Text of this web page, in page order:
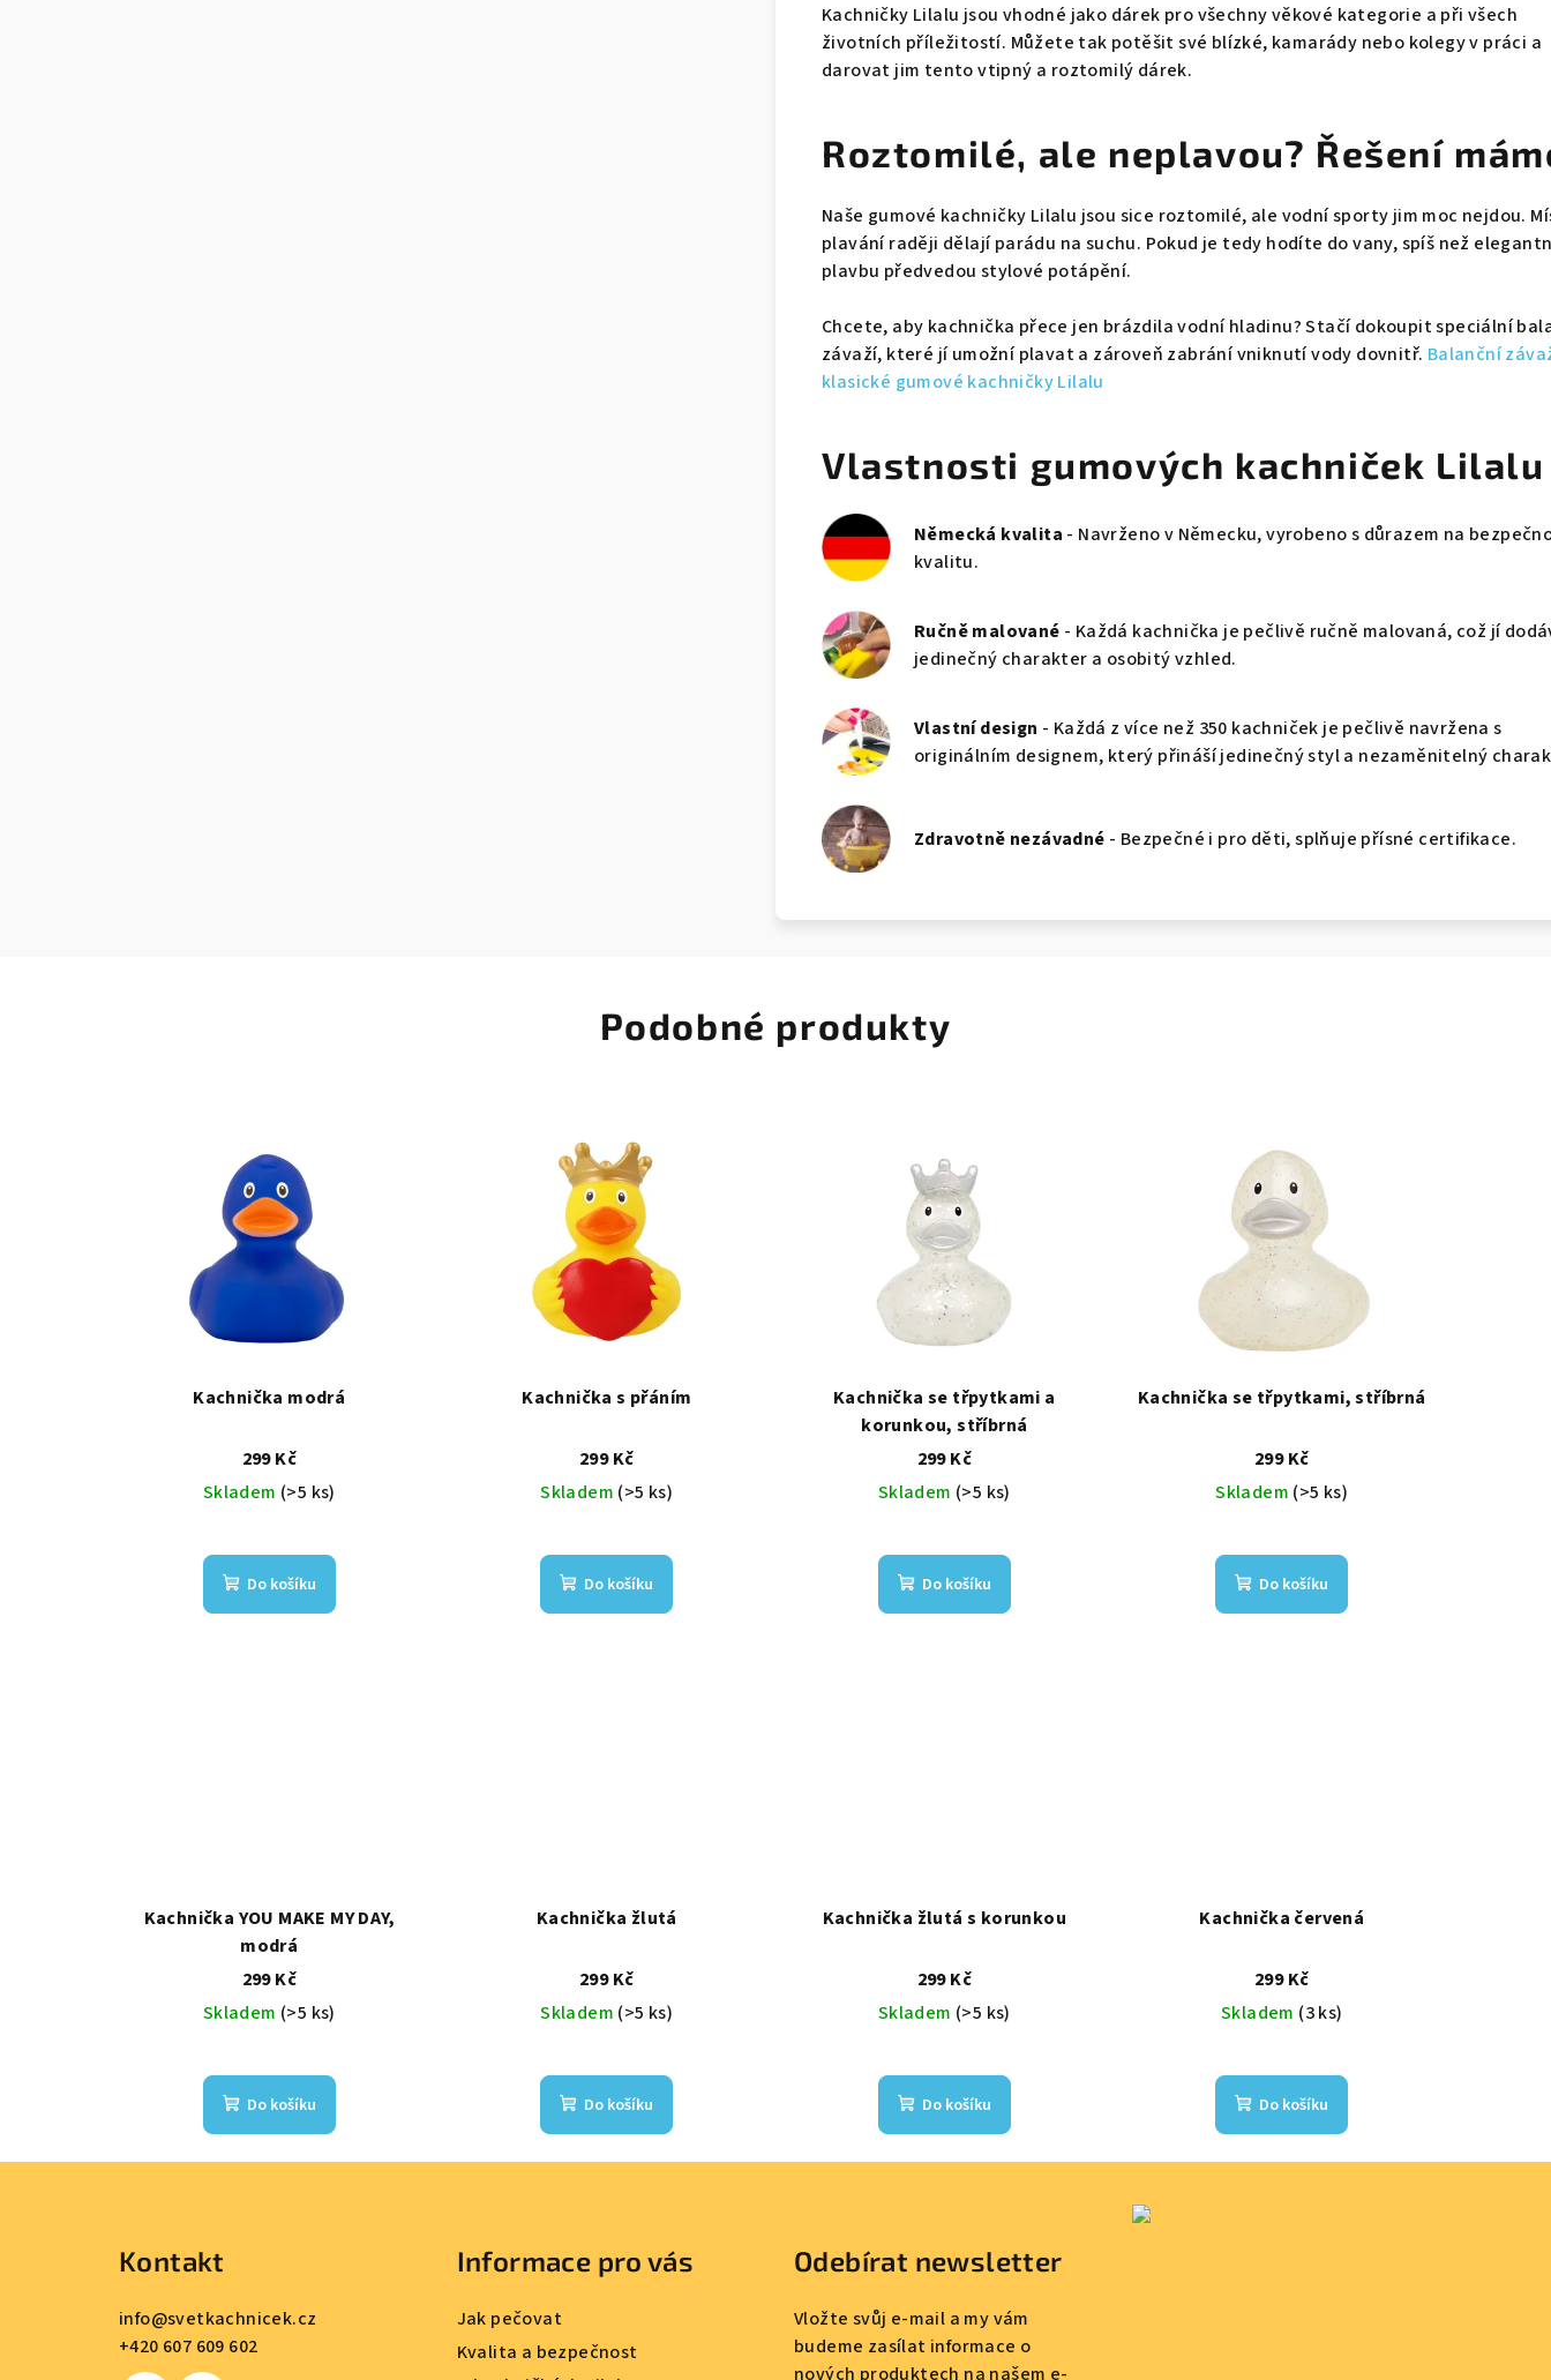
Kachničky Lilalu jsou vhodné jako dárek pro všechny věkové kategorie a při všech
životních příležitostí. Můžete tak potěšit své blízké, kamarády nebo kolegy v práci a
darovat jim tento vtipný a roztomilý dárek.
Roztomilé, ale neplavou? Řešení
Naše gumové kachničky Lilalu jsou sice roztomilé, ale vodní sporty jim moc nejdou.
plavání raději dělají parádu na suchu. Pokud je tedy hodíte do vany, spíš než
plavbu předvedou stylové potápění.
Chcete, aby kachnička přece jen brázdila vodní hladinu? Stačí dokoupit speciální
závaží, které jí umožní plavat a zároveň zabrání vniknutí vody dovnitř. Balanční
klasické gumové kachničky Lilalu
Vlastnosti gumových kachniček Lilalu
Německá kvalita - Navrženo v Německu, vyrobeno s důrazem na
kvalitu.
Ručně malované - Každá kachnička je pečlivě ručně malovaná, což jí
jedinečný charakter a osobitý vzhled.
Vlastní design - Každá z více než 350 kachniček je pečlivě navržena s
originálním designem, který přináší jedinečný styl a nezaměnitelný
Zdravotně nezávadné - Bezpečné i pro děti, splňuje přísné certifikace.
Podobné produkty
Kachnička modrá
299 Kč
Skladem (>5 ks)
Do košíku
Kachnička s přáním
299 Kč
Skladem (>5 ks)
Do košíku
Kachnička se třpytkami a
korunkou, stříbrná
299 Kč
Skladem (>5 ks)
Do košíku
Kachnička se třpytkami, stříbrná
299 Kč
Skladem (>5 ks)
Do košíku
Kachnička YOU MAKE MY DAY,
modrá
299 Kč
Skladem (>5 ks)
Do košíku
Kachnička žlutá
299 Kč
Skladem (>5 ks)
Do košíku
Kachnička žlutá s korunkou
299 Kč
Skladem (>5 ks)
Do košíku
Kachnička červená
299 Kč
Skladem (3 ks)
Do košíku
Kontakt
info@svetkachnicek.cz
+420 607 609 602
Informace pro vás
Jak pečovat
Kvalita a bezpečnost
Odebírat newsletter
Vložte svůj e-mail a my vám
budeme zasílat informace o
nových produktech na našem e-